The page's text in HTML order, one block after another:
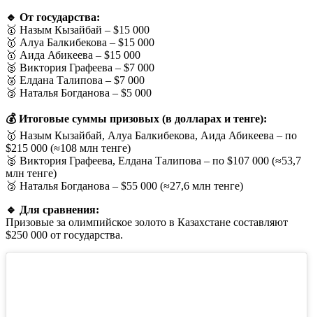
🔹 От государства:
🥇 Назым Кызайбай – $15 000
🥇 Алуа Балкибекова – $15 000
🥇 Аида Абикеева – $15 000
🥈 Виктория Графеева – $7 000
🥈 Елдана Талипова – $7 000
🥉 Наталья Богданова – $5 000
💰 Итоговые суммы призовых (в долларах и тенге):
🥇 Назым Кызайбай, Алуа Балкибекова, Аида Абикеева – по
$215 000 (≈108 млн тенге)
🥈 Виктория Графеева, Елдана Талипова – по $107 000 (≈53,7
млн тенге)
🥉 Наталья Богданова – $55 000 (≈27,6 млн тенге)
🔹 Для сравнения:
Призовые за олимпийское золото в Казахстане составляют
$250 000 от государства.